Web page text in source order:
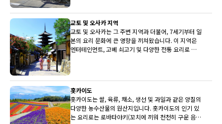
교토 및 오사카 지역
교토 및 오사카는 그 주변 지역과 더불어, 7세기부터 일
본의 요리 문화에 큰 영향을 끼쳐왔습니다. 이 지역은
엔터테인먼트, 고베 쇠고기 및 다양한 전통 요리로 유
홋카이도
홋카이도는 쌀, 육류, 채소, 생선 및 과일과 같은 양질의
다양한 농수산물의 원산지입니다. 홋카이도의 인기 있
는 요리로는 로바타야키(꼬치에 끼워 천천히 구운 음